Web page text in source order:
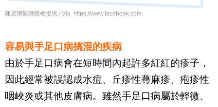
陳昱璁醫師授權提供 / Via https://www.facebook.com
容易與手足口病搞混的疾病
由於手足口病會在短時間內起許多紅紅的疹子，
因此經常被誤認成水痘、丘疹性蕁麻疹、疱疹性
咽峽炎或其他皮膚病。雖然手足口病屬於輕微、